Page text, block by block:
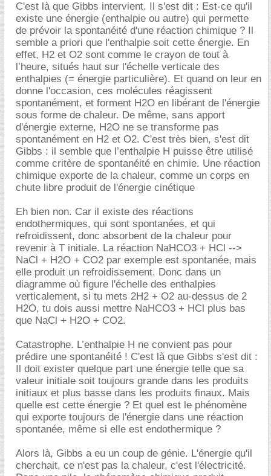
C'est là que Gibbs intervient. Il s'est dit : Est-ce qu'il
existe une énergie (enthalpie ou autre) qui permette
de prévoir la spontanéité d'une réaction chimique ? Il
semble a priori que l'enthalpie soit cette énergie. En
effet, H2 et O2 sont comme le crayon de tout à
l’heure, situés haut sur l'échelle verticale des
enthalpies (= énergie particulière). Et quand on leur en
donne l'occasion, ces molécules réagissent
spontanément, et forment H2O en libérant de l'énergie
sous forme de chaleur. De même, sans apport
d'énergie externe, H2O ne se transforme pas
spontanément en H2 et O2. C'est très bien, s'est dit
Gibbs : il semble que l’enthalpie H puisse être utilisé
comme critère de spontanéité en chimie. Une réaction
chimique exporte de la chaleur, comme un corps en
chute libre produit de l'énergie cinétique
Eh bien non. Car il existe des réactions
endothermiques, qui sont spontanées, et qui
refroidissent, donc absorbent de la chaleur pour
revenir à T initiale. La réaction NaHCO3 + HCl -->
NaCl + H2O + CO2 par exemple est spontanée, mais
elle produit un refroidissement. Donc dans un
diagramme où figure l'échelle des enthalpies
verticalement, si tu mets 2H2 + O2 au-dessus de 2
H2O, tu dois aussi mettre NaHCO3 + HCl plus bas
que NaCl + H2O + CO2.
Catastrophe. L’enthalpie H ne convient pas pour
prédire une spontanéité ! C'est là que Gibbs s'est dit :
Il doit exister quelque part une énergie telle que sa
valeur initiale soit toujours grande dans les produits
initiaux et plus basse dans les produits finaux. Mais
quelle est cette énergie ? Et quel est le phénomène
qui exporte toujours de l'énergie dans une réaction
spontanée, même si elle est endothermique ?
Alors là, Gibbs a eu un coup de génie. L'énergie qu'il
cherchait, ce n'est pas la chaleur, c'est l'électricité.